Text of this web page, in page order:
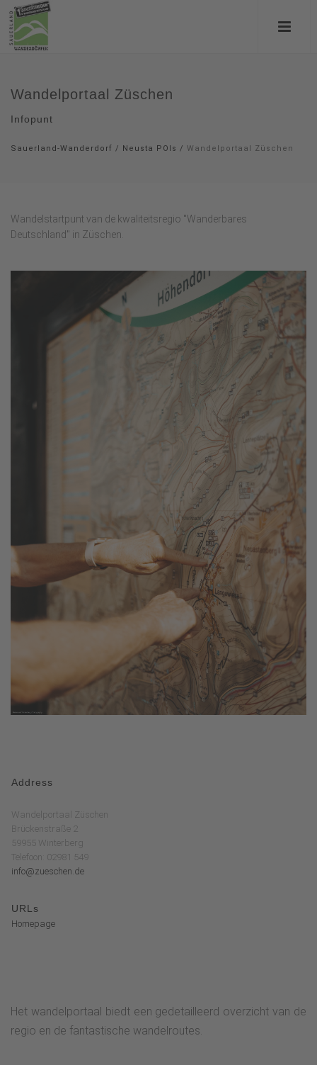
Wandelportaal Züschen
Infopunt
Sauerland-Wanderdorf / Neusta POIs / Wandelportaal Züschen
Wandelstartpunt van de kwaliteitsregio "Wanderbares
Deutschland" in Züschen.
Address
Wandelportaal Züschen
Brückenstraße 2
59955 Winterberg
Telefoon: 02981 549
info@zueschen.de
URLs
Homepage
Het wandelportaal biedt een gedetailleerd overzicht van de
regio en de fantastische wandelroutes.